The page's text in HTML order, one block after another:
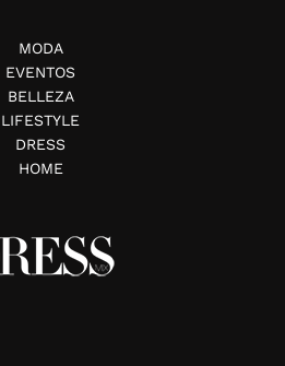
MODA
EVENTOS
BELLEZA
LIFESTYLE
DRESS
HOME